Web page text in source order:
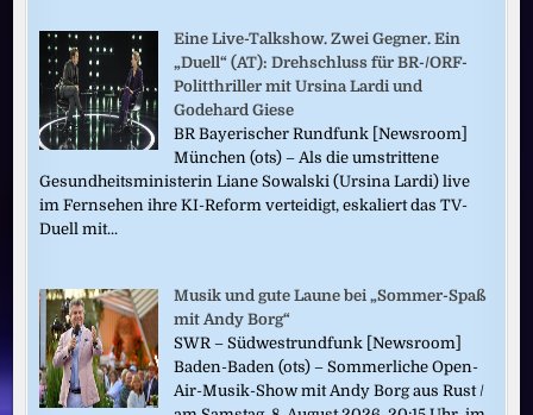
Eine Live-Talkshow. Zwei Gegner. Ein
„Duell“ (AT): Drehschluss für BR-/ORF-
Politthriller mit Ursina Lardi und
Godehard Giese
BR Bayerischer Rundfunk [Newsroom]
München (ots) – Als die umstrittene
Gesundheitsministerin Liane Sowalski (Ursina Lardi) live
im Fernsehen ihre KI-Reform verteidigt, eskaliert das TV-
Duell mit...
Musik und gute Laune bei „Sommer-Spaß
mit Andy Borg“
SWR – Südwestrundfunk [Newsroom]
Baden-Baden (ots) – Sommerliche Open-
Air-Musik-Show mit Andy Borg aus Rust /